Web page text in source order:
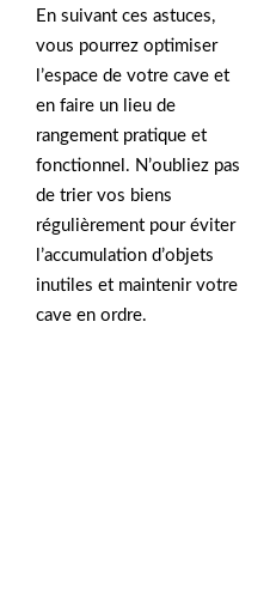
En suivant ces astuces,
vous pourrez optimiser
l’espace de votre cave et
en faire un lieu de
rangement pratique et
fonctionnel. N’oubliez pas
de trier vos biens
régulièrement pour éviter
l’accumulation d’objets
inutiles et maintenir votre
cave en ordre.